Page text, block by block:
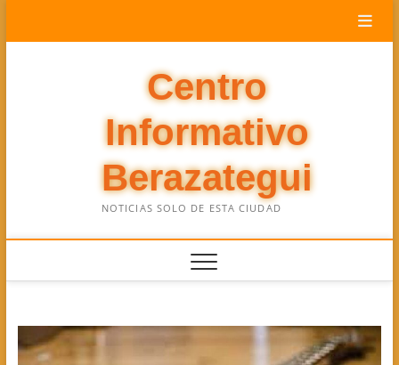
Centro
Informativo
Berazategui
NOTICIAS SOLO DE ESTA CIUDAD